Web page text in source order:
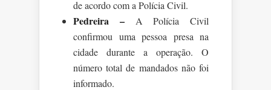
de acordo com a Polícia Civil.
Pedreira –
A Polícia Civil
confirmou uma pessoa presa na
cidade durante a operação. O
número total de mandados não foi
informado.